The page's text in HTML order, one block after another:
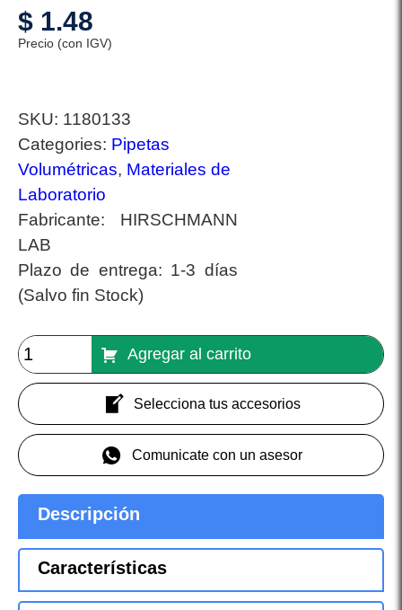
$ 1.48
Precio (con IGV)
SKU: 1180133
Categories: Pipetas
Volumétricas, Materiales de
Laboratorio
Fabricante: HIRSCHMANN
LAB
Plazo de entrega: 1-3 días
(Salvo fin Stock)
Agregar al carrito
Selecciona tus accesorios
Comunicate con un asesor
Descripción
Características